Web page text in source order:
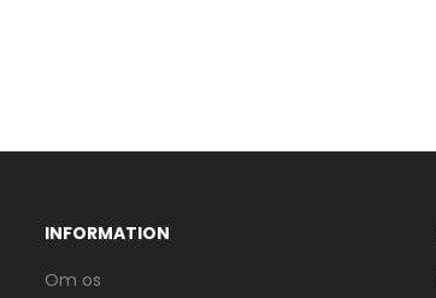
INFORMATION
Om os